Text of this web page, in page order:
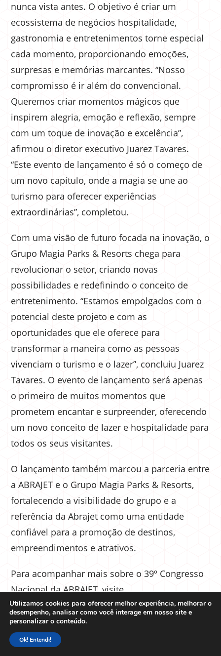
nunca vista antes. O objetivo é criar um
ecossistema de negócios hospitalidade,
gastronomia e entretenimentos torne especial
cada momento, proporcionando emoções,
surpresas e memórias marcantes. “Nosso
compromisso é ir além do convencional.
Queremos criar momentos mágicos que
inspirem alegria, emoção e reflexão, sempre
com um toque de inovação e excelência”,
afirmou o diretor executivo Juarez Tavares.
“Este evento de lançamento é só o começo de
um novo capítulo, onde a magia se une ao
turismo para oferecer experiências
extraordinárias”, completou.
Com uma visão de futuro focada na inovação, o
Grupo Magia Parks & Resorts chega para
revolucionar o setor, criando novas
possibilidades e redefinindo o conceito de
entretenimento. “Estamos empolgados com o
potencial deste projeto e com as
oportunidades que ele oferece para
transformar a maneira como as pessoas
vivenciam o turismo e o lazer”, concluiu Juarez
Tavares. O evento de lançamento será apenas
o primeiro de muitos momentos que
prometem encantar e surpreender, oferecendo
um novo conceito de lazer e hospitalidade para
todos os seus visitantes.
O lançamento também marcou a parceria entre
a ABRAJET e o Grupo Magia Parks & Resorts,
fortalecendo a visibilidade do grupo e a
referência da Abrajet como uma entidade
confiável para a promoção de destinos,
empreendimentos e atrativos.
Para acompanhar mais sobre o 39º Congresso
Nacional da ABRAJET, visite
abrajetnacional.com.br
TAGS:ABRAJET, CONGRESSO
PIRATUBA
Utilizamos cookies para oferecer melhor experiência, melhorar o
desempenho, analisar como você interage em nosso site e
personalizar o conteúdo.
Ok! Entendi!